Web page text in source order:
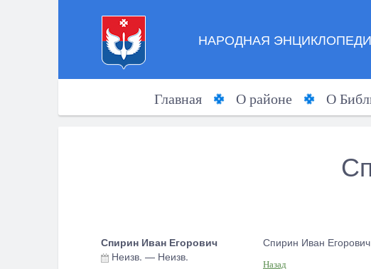
НАРОДНАЯ
Главная О районе О
Спирин Иван Егорович
Неизв. — Неизв.
Спирин Иван
Назад